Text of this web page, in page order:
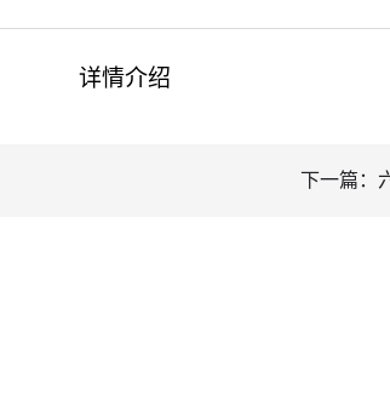
详情介绍
下一篇：